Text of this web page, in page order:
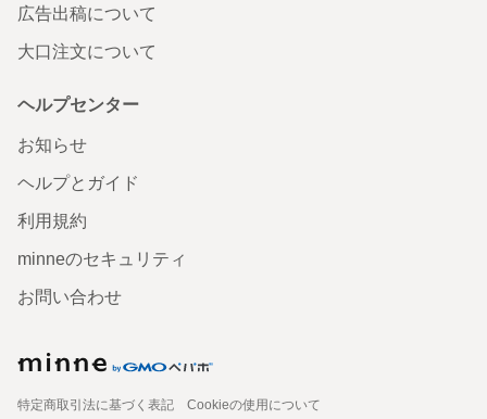
広告出稿について
大口注文について
ヘルプセンター
お知らせ
ヘルプとガイド
利用規約
minneのセキュリティ
お問い合わせ
特定商取引法に基づく表記
Cookieの使用について